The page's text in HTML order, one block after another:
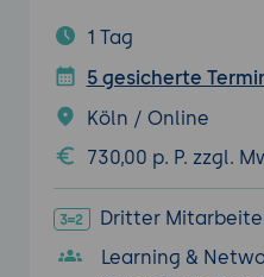
1 Tag
5 gesicherte
Köln / Online
730,00 p. P. zzgl.
Dritter
Learning &